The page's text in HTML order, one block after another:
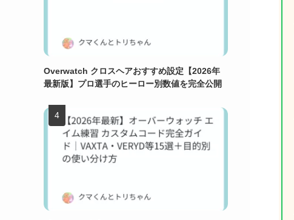
Overwatch クロスヘアおすすめ設定【2026年
最新版】プロ選手のヒーロー別数値を完全公開